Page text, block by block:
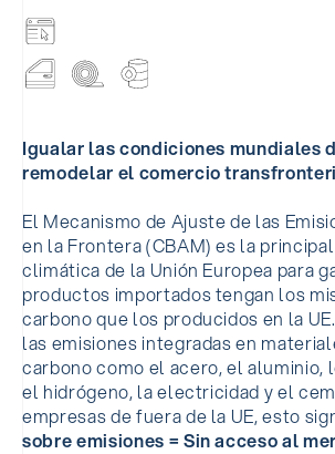
Igualar las condiciones mundiales
remodelar el comercio
El Mecanismo de Ajuste de las
en la Frontera (CBAM) es la
climática de la Unión Europea para
productos importados tengan los
carbono que los producidos en la
las emisiones integradas en
carbono como el acero, el
el hidrógeno, la electricidad y el
empresas de fuera de la UE, esto
sobre emisiones = Sin acceso al